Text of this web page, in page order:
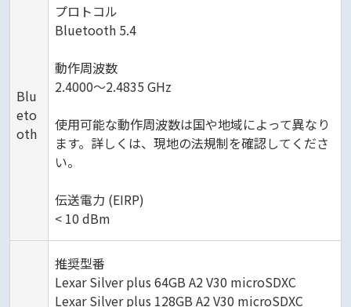
Blu
eto
oth
プロトコル
Bluetooth 5.4
動作周波数
2.4000～2.4835 GHz
使用可能な動作周波数は国や地域によって異なり
ます。詳しくは、現地の法規制を確認してくださ
い。
伝送電力 (EIRP)
< 10 dBm
推奨型番
Lexar Silver plus 64GB A2 V30 microSDXC
Lexar Silver plus 128GB A2 V30 microSDXC